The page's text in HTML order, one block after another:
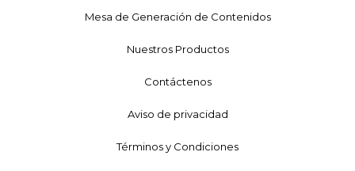
Mesa de Generación de Contenidos
Nuestros Productos
Contáctenos
Aviso de privacidad
Términos y Condiciones